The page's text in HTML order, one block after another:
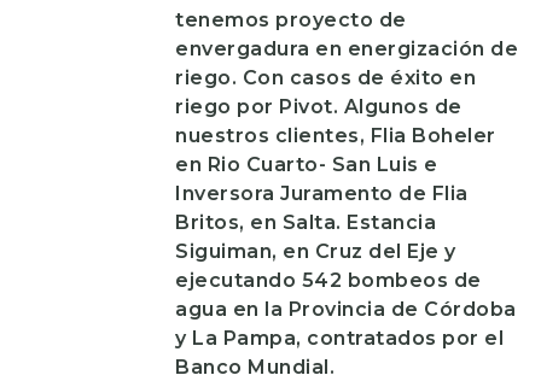
tenemos proyecto de
envergadura en energización de
riego. Con casos de éxito en
riego por Pivot. Algunos de
nuestros clientes, Flia Boheler
en Rio Cuarto- San Luis e
Inversora Juramento de Flia
Britos, en Salta. Estancia
Siguiman, en Cruz del Eje y
ejecutando 542 bombeos de
agua en la Provincia de Córdoba
y La Pampa, contratados por el
Banco Mundial.